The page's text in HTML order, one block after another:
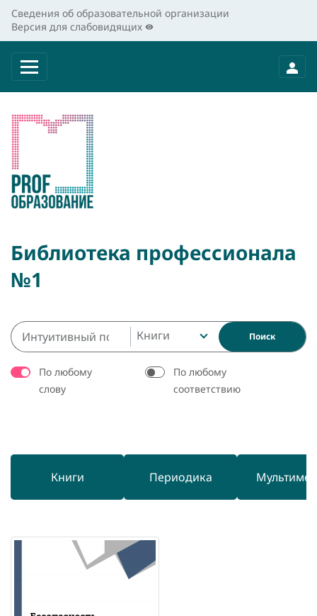
Сведения об образовательной организации
Версия для слабовидящих
Библиотека профессионала
№1
Книги Поиск
По любому
слову
По любому
соответствию
Книги Периодика